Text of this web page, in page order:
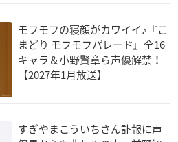
モフモフの寝顔がカワイイ♪『こ
まどり モフモフパレード』全16
キャラ＆小野賢章ら声優解禁！
【2027年1月放送】
すぎやまこういちさん訃報に声